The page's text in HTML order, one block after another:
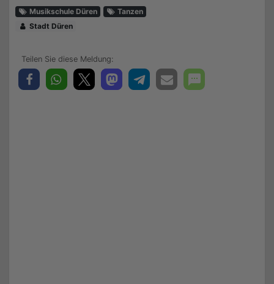
Musikschule Düren
Tanzen
Stadt Düren